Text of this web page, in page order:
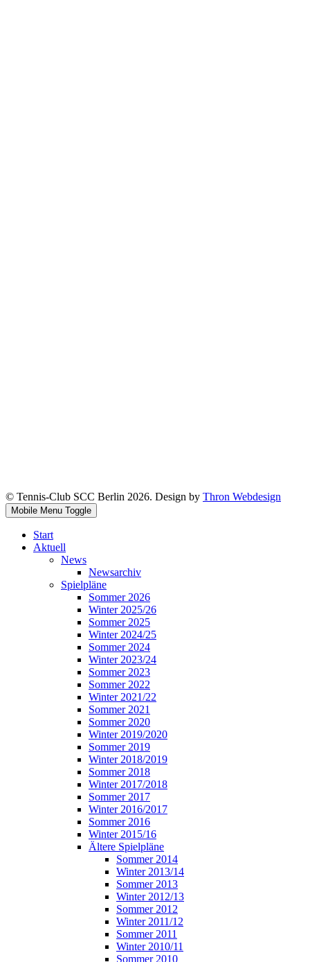
© Tennis-Club SCC Berlin 2026. Design by Thron Webdesign
Mobile Menu Toggle
Start
Aktuell
News
Newsarchiv
Spielpläne
Sommer 2026
Winter 2025/26
Sommer 2025
Winter 2024/25
Sommer 2024
Winter 2023/24
Sommer 2023
Sommer 2022
Winter 2021/22
Sommer 2021
Sommer 2020
Winter 2019/2020
Sommer 2019
Winter 2018/2019
Sommer 2018
Winter 2017/2018
Sommer 2017
Winter 2016/2017
Sommer 2016
Winter 2015/16
Ältere Spielpläne
Sommer 2014
Winter 2013/14
Sommer 2013
Winter 2012/13
Sommer 2012
Winter 2011/12
Sommer 2011
Winter 2010/11
Sommer 2010